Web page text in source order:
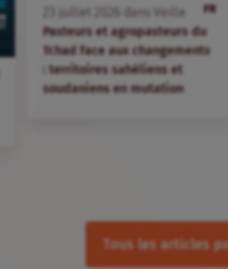
FR
juillet dans
Veille
Pasteurs et agropasteurs du
Tchad face aux changements
: territoires sahéliens et
soudaniens en mutation
Tous les articles